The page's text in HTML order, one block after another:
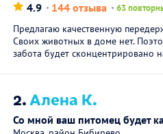
4.9 144 отзыва 63
Предлагаю качественную
Своих животных в доме нет.
забота будет сконцентрировано
2.Алена К.
Со мной ваш питомец будет